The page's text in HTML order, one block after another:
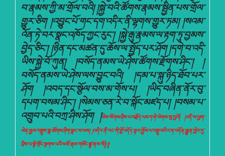
བ་རྣམས་ཀྱི་མ་གྲོལ་བའི། །སྐྱེ་བའི་ཚོགས་རྣམས་སྦྱིན་པས་གྲོལ་
གྱུར་ཅིག །འབྱུང་པོ་གང་དག་འདིར་ནི་ལྷགས་གྱུར་ཏམ། །སའམ་
འོན་ཏེ་བར་སྣང་འཁོད་ཀྱང་རུང་། །སྐྱེ་རྒུ་རྣམས་ལ་རྟག་ཏུ་བྱམས་
བྱེད་ཅིང་། །ཉིན་དང་མཚན་དུ་ཆོས་ལ་སྤྱོད་པར་ཤོག །དགེ་བ་འདི་
ཡིས་སྐྱེ་བོ་ཀུན། །བསོད་ནམས་ཡེ་ཤེས་ཚོགས་རྫོགས་ཤིང་། །
བསོད་ནམས་ཡེ་ཤེས་ལས་བྱུང་བའི། །དམ་པ་སྐུ་ཉིད་ཐོབ་པར་
ཤོག །འབད་དང་སྩོལ་བས་མ་གོས་པ། །ཡིད་བཞིན་ནོར་བུ་
དཔག་བསམ་ཤིང་། །སེམས་ཅན་རེ་བ་སྐོང་མཛད་པ། །བསམ་པ་
འགྲུབ་པའི་བཀྲ་ཤིས་ཤོག །ཅེས་སོགས་ཤིས་པ་བརྗོད་པས་དགེ་ལེགས་སུ་བྱའོ། །འདི་ལ་ཕྱག་
ལེན་རྒྱས་བསྡུས་སྣ་ཚོགས་ཤིག་སྣང་བ་ལས། །འདིར་ནི་རང་གི་བློ་འདོད་ལྟར་སྤྲོས་པ་བསྡུ་བའི་ངག་འདོན་རྒྱུན་ཁྱེར་དུ་
བྲིས་པ་སྟེ་གྲོང་སྔགས་པའི་ཕ་ཇོ་རྒས་གཅོང་ཛྙཱ་ནས་སོ།། །།